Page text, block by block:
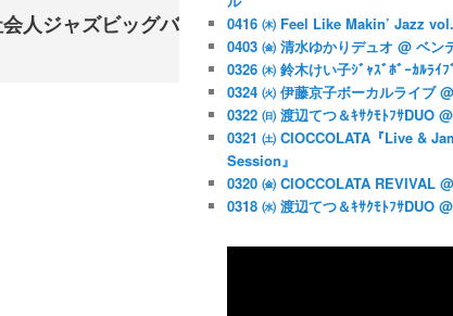
人ジャズビッグバンド「B&B Siu☆Star Jazz
0416 ㈭ Feel Like Makin’ Jazz
0403 ㈮ 清水ゆかりデュオ @ ベン
0326 ㈭ 鈴木けい子ｼﾞｬｽﾞﾎﾞｰｶﾙﾗｲﾌ
0324 ㈫ 伊藤京子ボーカルライブ
0322 ㈰ 渡辺てつ＆ｷｻｸﾓﾄﾌｻDUO
0321 ㈯ CIOCCOLATA『Live &
Session』
0320 ㈮ CIOCCOLATA REVIVAL
0318 ㈬ 渡辺てつ＆ｷｻｸﾓﾄﾌｻDUO